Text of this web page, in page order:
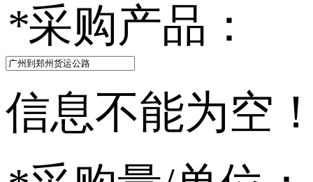
*采购产品：
信息不能为空